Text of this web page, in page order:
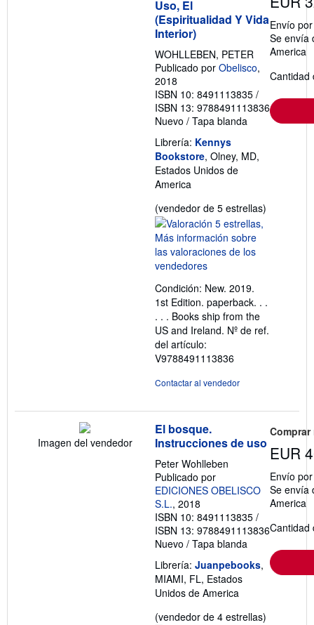
Uso, El
(Espiritualidad Y Vida
Interior)
WOHLLEBEN, PETER
Publicado por Obelisco,
2018
ISBN 10: 8491113835 /
ISBN 13: 9788491113836
Nuevo / Tapa blanda
Librería: Kennys
Bookstore, Olney, MD,
Estados Unidos de
America
(vendedor de 5 estrellas)
Condición: New. 2019.
1st Edition. paperback. . .
. . . Books ship from the
US and Ireland. Nº de ref.
del artículo:
V9788491113836
Contactar al vendedor
Envío
Se envía
America
Cantidad
Imagen del vendedor
El bosque.
Instrucciones de uso
Peter Wohlleben
Publicado por
EDICIONES OBELISCO
S.L., 2018
ISBN 10: 8491113835 /
ISBN 13: 9788491113836
Nuevo / Tapa blanda
Librería: Juanpebooks,
MIAMI, FL, Estados
Unidos de America
(vendedor de 4 estrellas)
EUR
Envío
Se envía
America
Cantidad